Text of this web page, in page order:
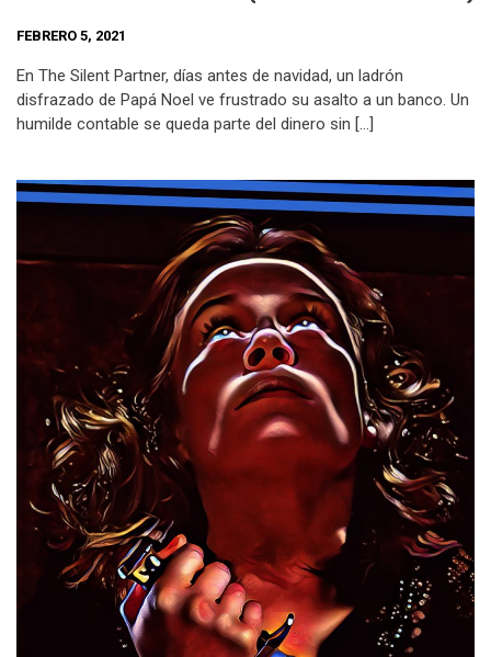
FEBRERO 5, 2021
En The Silent Partner, días antes de navidad, un ladrón
disfrazado de Papá Noel ve frustrado su asalto a un banco. Un
humilde contable se queda parte del dinero sin […]